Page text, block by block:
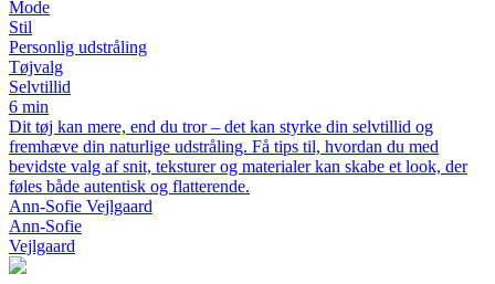
Mode
Stil
Personlig udstråling
Tøjvalg
Selvtillid
6 min
Dit tøj kan mere, end du tror – det kan styrke din selvtillid og
fremhæve din naturlige udstråling. Få tips til, hvordan du med
bevidste valg af snit, teksturer og materialer kan skabe et look, der
føles både autentisk og flatterende.
Ann-Sofie Vejlgaard
Ann-Sofie
Vejlgaard